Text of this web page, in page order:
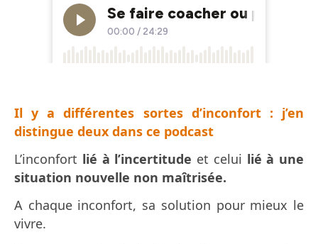
Il y a différentes sortes d’inconfort : j’en
distingue deux dans ce podcast
L’inconfort lié à l’incertitude et celui lié à une
situation nouvelle non maîtrisée.
A chaque inconfort, sa solution pour mieux le
vivre.